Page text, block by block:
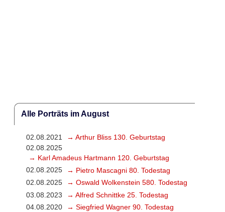
Alle Porträts im August
02.08.2021
→ Arthur Bliss 130. Geburtstag
02.08.2025
→ Karl Amadeus Hartmann 120. Geburtstag
02.08.2025
→ Pietro Mascagni 80. Todestag
02.08.2025
→ Oswald Wolkenstein 580. Todestag
03.08.2023
→ Alfred Schnittke 25. Todestag
04.08.2020
→ Siegfried Wagner 90. Todestag